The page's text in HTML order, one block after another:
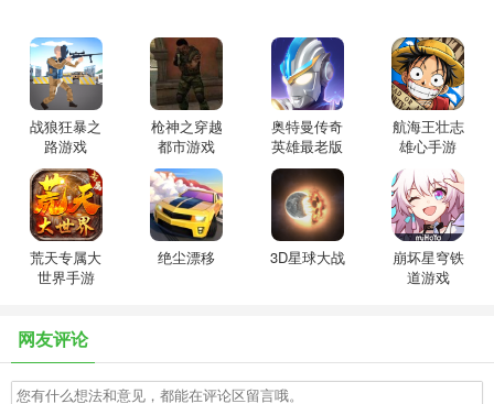
战狼狂暴之
路游戏
枪神之穿越
都市游戏
奥特曼传奇
英雄最老版
本免费
航海王壮志
雄心手游
荒天专属大
世界手游
绝尘漂移 3D星球大战
崩坏星穹铁
道游戏
网友评论